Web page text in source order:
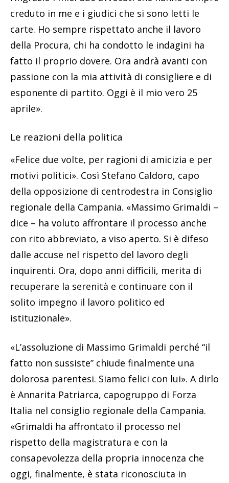
creduto in me e i giudici che si sono letti le
carte. Ho sempre rispettato anche il lavoro
della Procura, chi ha condotto le indagini ha
fatto il proprio dovere. Ora andrà avanti con
passione con la mia attività di consigliere e di
esponente di partito. Oggi è il mio vero 25
aprile».
Le reazioni della politica
«Felice due volte, per ragioni di amicizia e per
motivi politici». Così Stefano Caldoro, capo
della opposizione di centrodestra in Consiglio
regionale della Campania. «Massimo Grimaldi –
dice – ha voluto affrontare il processo anche
con rito abbreviato, a viso aperto. Si è difeso
dalle accuse nel rispetto del lavoro degli
inquirenti. Ora, dopo anni difficili, merita di
recuperare la serenità e continuare con il
solito impegno il lavoro politico ed
istituzionale».
«L’assoluzione di Massimo Grimaldi perché “il
fatto non sussiste” chiude finalmente una
dolorosa parentesi. Siamo felici con lui». A dirlo
è Annarita Patriarca, capogruppo di Forza
Italia nel consiglio regionale della Campania.
«Grimaldi ha affrontato il processo nel
rispetto della magistratura e con la
consapevolezza della propria innocenza che
oggi, finalmente, è stata riconosciuta in